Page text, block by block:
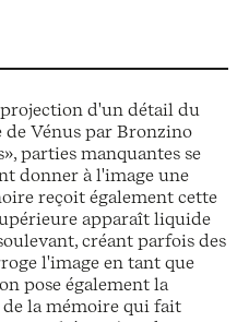
projection d'un détail du
Vénus par Bronzino
parties manquantes se
donner à l'image une
reçoit également cette
apparaît liquide
créant parfois des
l'image en tant que
pose également la
la mémoire qui fait